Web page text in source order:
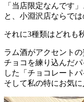
「当店限定なんです
と、小淵沢店ならで
それに3種類はどれも
ラム酒がアクセントの
チョコを練り込んだ
した「チョコレートパ
そして私の特にお気